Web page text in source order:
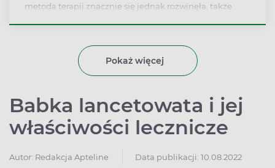
metoda terapii znacznie się jednak rozwinęła, także
na co zwrócić uwagę przy ich zakupie.
Pokaż więcej
Babka lancetowata i jej
właściwości lecznicze
Autor: Redakcja Apteline Data publikacji: 10.08.2022